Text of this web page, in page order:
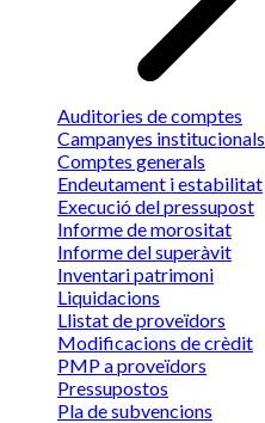
Auditories de comptes
Campanyes institucionals
Comptes generals
Endeutament i estabilitat
Execució del pressupost
Informe de morositat
Informe del superàvit
Inventari patrimoni
Liquidacions
Llistat de proveïdors
Modificacions de crèdit
PMP a proveïdors
Pressupostos
Pla de subvencions